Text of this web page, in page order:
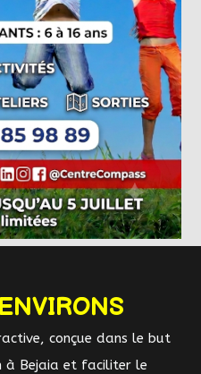
conçue dans le but
à Bejaia et faciliter le